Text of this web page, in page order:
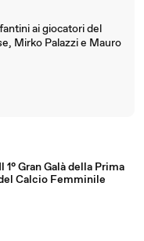
ai giocatori del
Mirko Palazzi e Mauro
1° Gran Galà della Prima
Calcio Femminile